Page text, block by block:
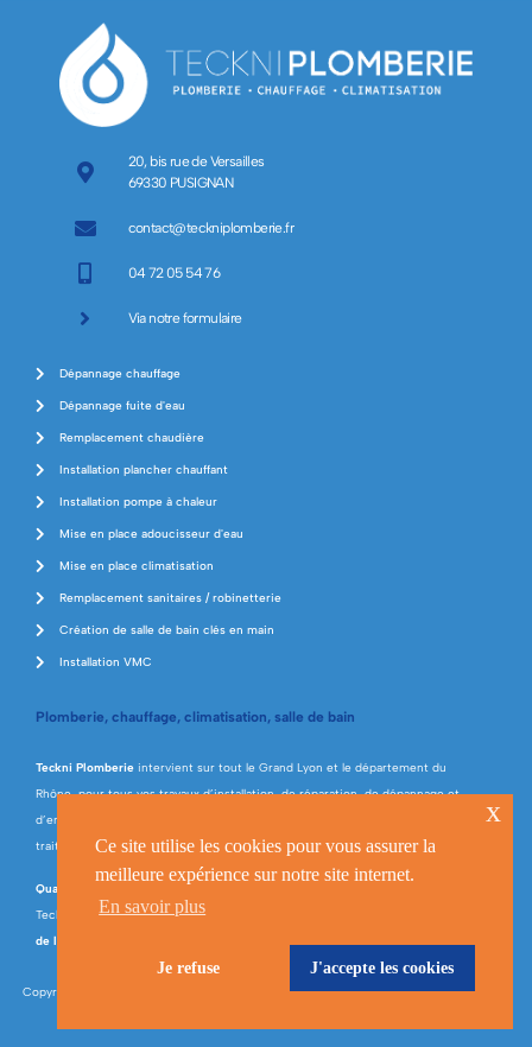
Plomberie, chauffage, climatisation, salle de bain
Teckni Plomberie intervient sur tout le Grand Lyon et le département du
Rhône, pour tous vos travaux d’installation, de réparation, de dépannage et
d’entretien en plomberie, chauffage, climatisation, énergies renouvelables et
traitement de l’eau.
Qualifiée RGE
(Professionnel du Gaz, Qualibat et Qualipac), la société
Teckni Plomberie réalise tous types de travaux liés à la
de l’habitat
Dépannage chauffage
Dépannage fuite d'eau
Remplacement chaudière
Installation plancher chauffant
Installation pompe à chaleur
Mise en place adoucisseur d'eau
Mise en place climatisation
Remplacement sanitaires / robinetterie
Création de salle de bain clés en main
Installation VMC
20, bis rue de Versailles
69330 PUSIGNAN
contact@teckniplomberie.fr
04 72 05 54 76
Via notre formulaire
Copyright © Teckni Plomberie 2023 • Mentions légales• Réalisé parStudio Nineteen
Ce site utilise les cookies pour vous assurer la
meilleure expérience sur notre site internet.
En savoir plus
Je refuse J'accepte les cookies
x